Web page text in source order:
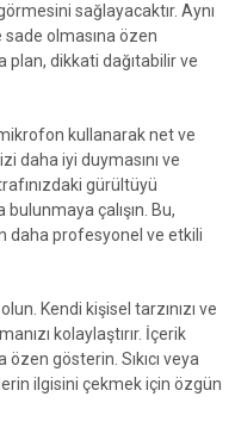
sağlayacaktır. Aynı
sade olmasına özen
plan, dikkati dağıtabilir ve
kullanarak net ve
daha iyi duymasını ve
gürültüyü
çalışın. Bu,
daha profesyonel ve etkili
Kendi kişisel tarzınızı ve
kolaylaştırır. İçerik
gösterin. Sıkıcı veya
ilgisini çekmek için özgün